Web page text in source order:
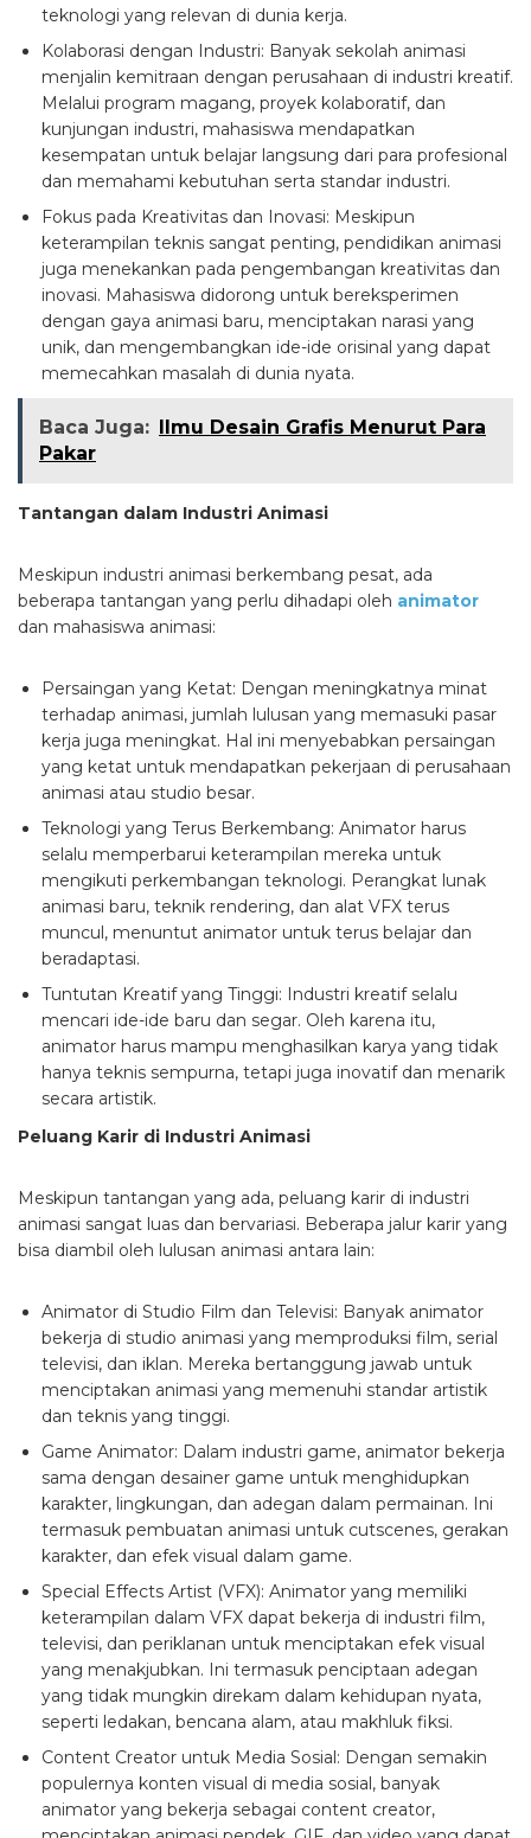
teknologi yang relevan di dunia kerja.
Kolaborasi dengan Industri: Banyak sekolah animasi
menjalin kemitraan dengan perusahaan di industri kreatif.
Melalui program magang, proyek kolaboratif, dan
kunjungan industri, mahasiswa mendapatkan
kesempatan untuk belajar langsung dari para profesional
dan memahami kebutuhan serta standar industri.
Fokus pada Kreativitas dan Inovasi: Meskipun
keterampilan teknis sangat penting, pendidikan animasi
juga menekankan pada pengembangan kreativitas dan
inovasi. Mahasiswa didorong untuk bereksperimen
dengan gaya animasi baru, menciptakan narasi yang
unik, dan mengembangkan ide-ide orisinal yang dapat
memecahkan masalah di dunia nyata.
Baca Juga:
Ilmu Desain Grafis Menurut Para
Pakar
Tantangan dalam Industri Animasi
Meskipun industri animasi berkembang pesat, ada
beberapa tantangan yang perlu dihadapi oleh animator
dan mahasiswa animasi:
Persaingan yang Ketat: Dengan meningkatnya minat
terhadap animasi, jumlah lulusan yang memasuki pasar
kerja juga meningkat. Hal ini menyebabkan persaingan
yang ketat untuk mendapatkan pekerjaan di perusahaan
animasi atau studio besar.
Teknologi yang Terus Berkembang: Animator harus
selalu memperbarui keterampilan mereka untuk
mengikuti perkembangan teknologi. Perangkat lunak
animasi baru, teknik rendering, dan alat VFX terus
muncul, menuntut animator untuk terus belajar dan
beradaptasi.
Tuntutan Kreatif yang Tinggi: Industri kreatif selalu
mencari ide-ide baru dan segar. Oleh karena itu,
animator harus mampu menghasilkan karya yang tidak
hanya teknis sempurna, tetapi juga inovatif dan menarik
secara artistik.
Peluang Karir di Industri Animasi
Meskipun tantangan yang ada, peluang karir di industri
animasi sangat luas dan bervariasi. Beberapa jalur karir yang
bisa diambil oleh lulusan animasi antara lain:
Animator di Studio Film dan Televisi: Banyak animator
bekerja di studio animasi yang memproduksi film, serial
televisi, dan iklan. Mereka bertanggung jawab untuk
menciptakan animasi yang memenuhi standar artistik
dan teknis yang tinggi.
Game Animator: Dalam industri game, animator bekerja
sama dengan desainer game untuk menghidupkan
karakter, lingkungan, dan adegan dalam permainan. Ini
termasuk pembuatan animasi untuk cutscenes, gerakan
karakter, dan efek visual dalam game.
Special Effects Artist (VFX): Animator yang memiliki
keterampilan dalam VFX dapat bekerja di industri film,
televisi, dan periklanan untuk menciptakan efek visual
yang menakjubkan. Ini termasuk penciptaan adegan
yang tidak mungkin direkam dalam kehidupan nyata,
seperti ledakan, bencana alam, atau makhluk fiksi.
Content Creator untuk Media Sosial: Dengan semakin
populernya konten visual di media sosial, banyak
animator yang bekerja sebagai content creator,